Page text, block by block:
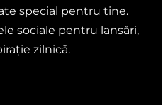
special pentru tine.
sociale pentru lansări,
zilnică.